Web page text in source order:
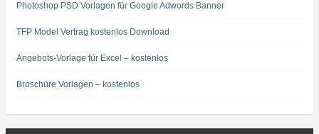
Photoshop PSD Vorlagen für Google Adwords Banner
TFP Model Vertrag kostenlos Download
Angebots-Vorlage für Excel – kostenlos
Broschüre Vorlagen – kostenlos